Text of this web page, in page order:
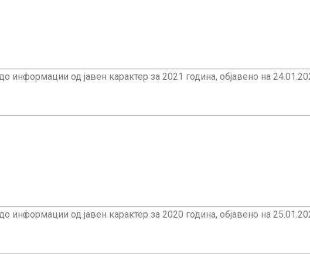
информации од јавен карактер за 2021 година, објавено на
информации од јавен карактер за 2020 година, објавено на